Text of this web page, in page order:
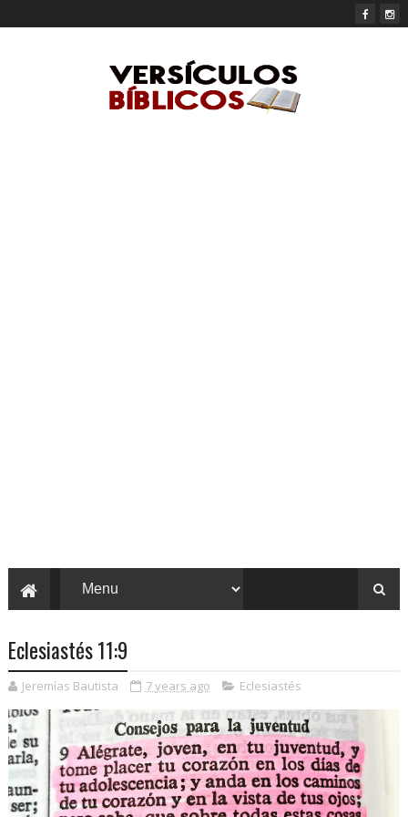
Eclesiastés 11:9
Jeremías Bautista 7 years ago Eclesiastés